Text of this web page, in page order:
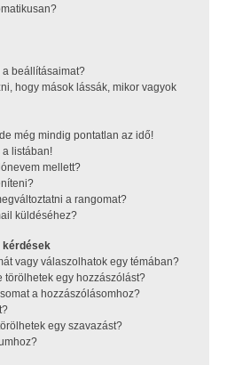
a beállításaimat?
hogy mások lássák, mikor vagyok
még mindig pontatlan az idő!
a listában!
mellett?
a rangomat?
küldéséhez?
kérdések
vagy válaszolhatok egy témában?
törölhetek egy hozzászólást?
a hozzászólásomhoz?
egy szavazást?